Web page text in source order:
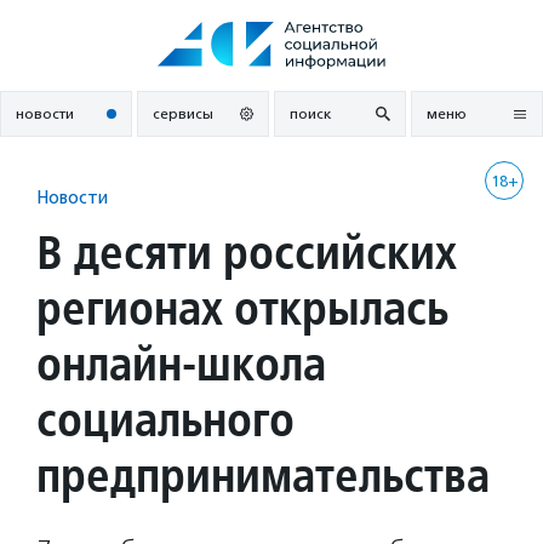
новости сервисы поиск меню
18+
Новости
В десяти российских
регионах открылась
онлайн-школа
социального
предпринимательства